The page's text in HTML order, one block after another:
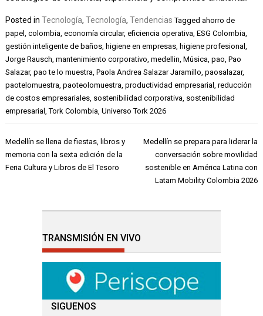
Posted inTecnología,Tecnología,Tendencias Taggedahorro de
papel ,colombia ,economía circular,eficiencia operativa ,ESG Colombia
gestión inteligente de baños higiene en empresas higiene profesional
Jorge Rausch ,mantenimiento corporativo ,medellin ,Música ,pao ,Pao
Salazar,pao te lo muestra ,Paola Andrea Salazar Jaramillo ,paosalazar,
paotelomuestra ,paoteolomuestra ,productividad empresarial ,reducción
de costos empresariales sostenibilidad corporativa sostenibilidad
empresarial ,Tork Colombia ,Universo Tork 2026
Navegación
de
entradas
Medellín se llena de fiestas, libros y
memoria con la sexta edición de la
Feria Cultura y Libros de El Tesoro
Medellín se prepara para liderar la
conversación sobre movilidad
sostenible en América Latina con
Latam Mobility Colombia 2026
TRANSMISIÓN EN VIVO
SIGUENOS